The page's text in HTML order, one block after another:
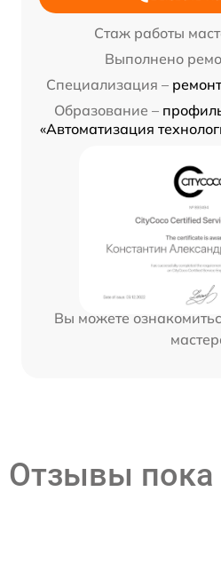
Стаж работы
Выполнено
Специализация –
Образование –
«Автоматизация
Вы можете
Отзывы